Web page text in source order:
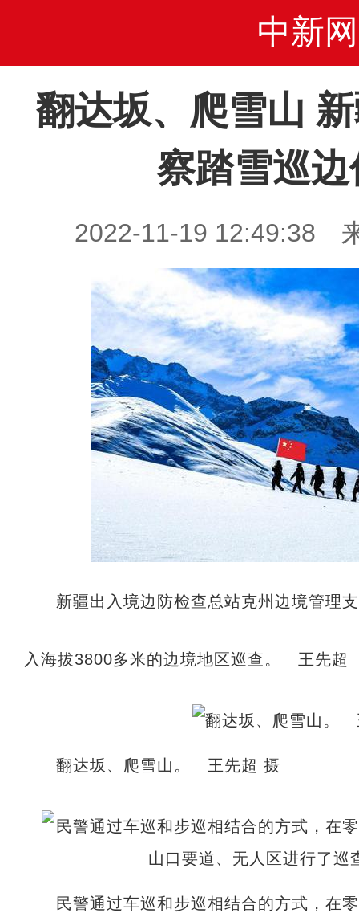
中新网
翻达坂、爬雪山
察踏雪巡
2022-11-19 12:49:38
新疆出入境边防检查总站克州边境管理
入海拔3800多米的边境地区巡查。 王先
翻达坂、爬雪山。 王先超 摄
民警通过车巡和步巡相结合的方式，在